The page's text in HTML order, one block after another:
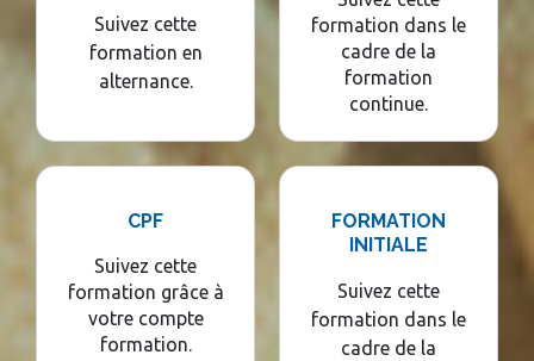
Suivez cette
formation en
alternance.
formation dans le
cadre de la
formation
continue.
CPF
Suivez cette
formation grâce à
votre compte
formation.
FORMATION
INITIALE
Suivez cette
formation dans le
cadre de la